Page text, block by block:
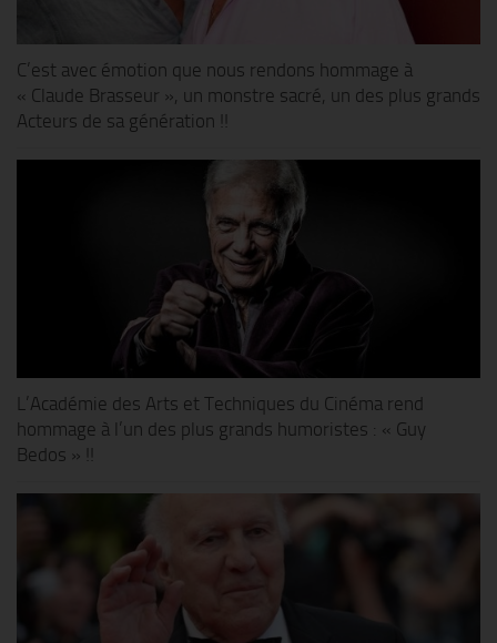
C’est avec émotion que nous rendons hommage à
« Claude Brasseur », un monstre sacré, un des plus grands
Acteurs de sa génération !!
L’Académie des Arts et Techniques du Cinéma rend
hommage à l’un des plus grands humoristes : « Guy
Bedos » !!